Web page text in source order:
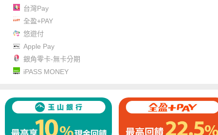
台灣Pay
全盈+PAY
悠遊付
Apple Pay
銀角零卡-無卡分期
iPASS MONEY